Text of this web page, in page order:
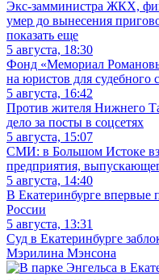
Экс-замминистра ЖКХ,
умер до вынесения
показать еще
5 августа, 18:30
Фонд «Мемориал
на юристов для судебного
5 августа, 16:42
Против жителя Нижнего
дело за посты в соцсетях
5 августа, 15:07
СМИ: в Большом Истоке
предприятия,
5 августа, 14:40
В Екатеринбурге впервые
России
5 августа, 13:31
Суд в Екатеринбурге
Мэрилина Мэнсона